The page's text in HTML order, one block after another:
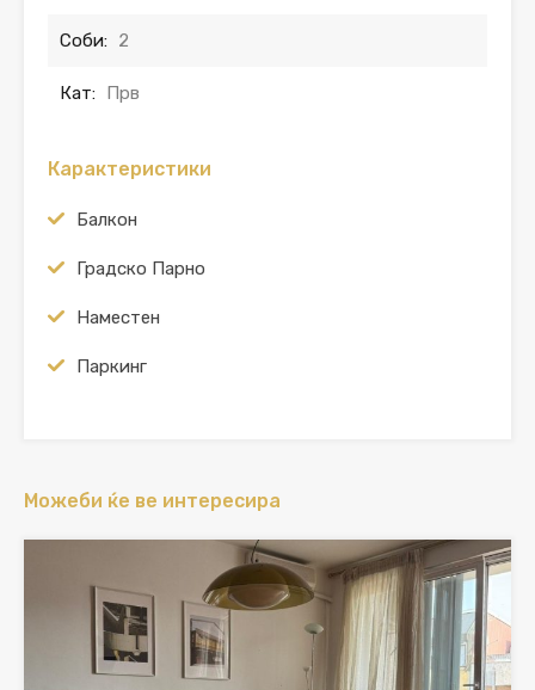
Соби: 2
Кат: Прв
Карактеристики
Балкон
Градско Парно
Наместен
Паркинг
Можеби ќе ве интересира